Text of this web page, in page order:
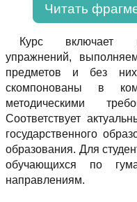
Читать
Курс включает
упражнений,
предметов и без
скомпонованы в
методическими
Соответствует
государственного
образования. Для
обучающихся по
направлениям.